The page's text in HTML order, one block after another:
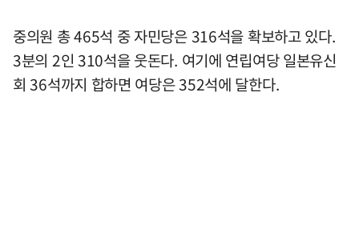
중의원 총 465석 중 자민당은 316석을 확보하고 있다.
3분의 2인 310석을 웃돈다. 여기에 연립여당 일본유신
회 36석까지 합하면 여당은 352석에 달한다.